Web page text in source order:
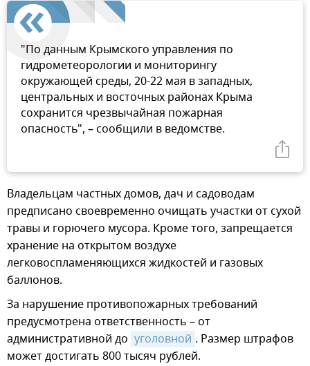
"По данным Крымского управления по
гидрометеорологии и мониторингу
окружающей среды, 20-22 мая в западных,
центральных и восточных районах Крыма
сохранится чрезвычайная пожарная
опасность", – сообщили в ведомстве.
Владельцам частных домов, дач и садоводам
предписано своевременно очищать участки от сухой
травы и горючего мусора. Кроме того, запрещается
хранение на открытом воздухе
легковоспламеняющихся жидкостей и газовых
баллонов.
За нарушение противопожарных требований
предусмотрена ответственность – от
административной до уголовной . Размер штрафов
может достигать 800 тысяч рублей.